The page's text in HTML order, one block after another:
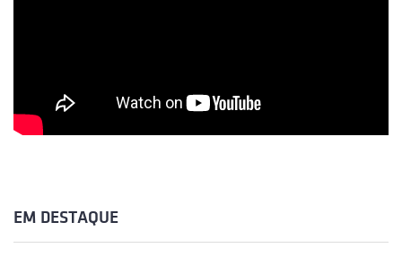
EM DESTAQUE